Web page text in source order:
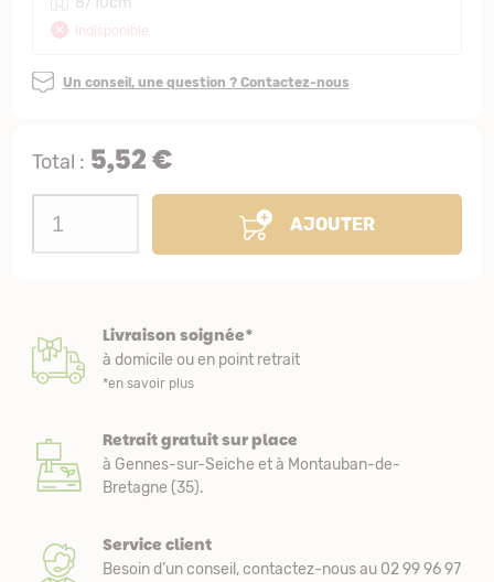
Indisponible
Un conseil, une question ? Contactez-nous
Total : 5,52 €
AJOUTER
Livraison soignée*
à domicile ou en point retrait
*en savoir plus
Retrait gratuit sur place
à Gennes-sur-Seiche et à Montauban-de-
Bretagne (35).
Service client
Besoin d’un conseil, contactez-nous au 02 99 96 97